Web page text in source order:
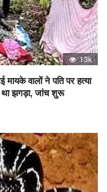
13k
मायके वालों ने पति पर हत्या
झगड़ा, जांच शुरू